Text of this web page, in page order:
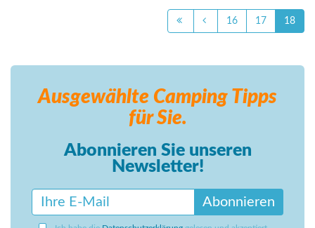
16 17 18
Ausgewählte Camping Tipps
für Sie.
Abonnieren Sie unseren
Newsletter!
Abonnieren